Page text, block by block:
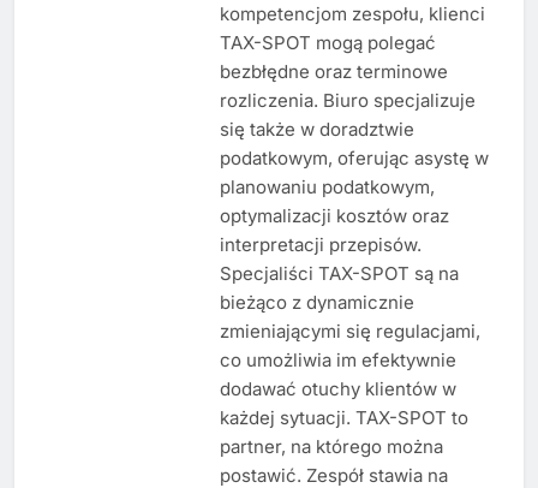
kompetencjom zespołu, klienci
TAX-SPOT mogą polegać
bezbłędne oraz terminowe
rozliczenia. Biuro specjalizuje
się także w doradztwie
podatkowym, oferując asystę w
planowaniu podatkowym,
optymalizacji kosztów oraz
interpretacji przepisów.
Specjaliści TAX-SPOT są na
bieżąco z dynamicznie
zmieniającymi się regulacjami,
co umożliwia im efektywnie
dodawać otuchy klientów w
każdej sytuacji. TAX-SPOT to
partner, na którego można
postawić. Zespół stawia na